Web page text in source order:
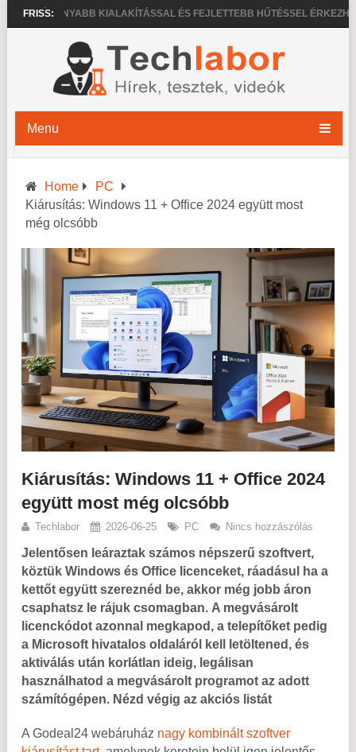
FRISS:
VÉKONYABB KIALAKÍTÁSSAL ÉS FEJLETTEBB HŰTÉSSEL
Menu
Home
PC
Kiárusítás: Windows 11 + Office 2024 együtt most
még olcsóbb
Kiárusítás: Windows 11 + Office 2024
együtt most még olcsóbb
Techlabor 2026-06-25 PC Nincs hozzászólás
Jelentősen leáraztak számos népszerű szoftvert,
köztük Windows és Office licenceket, ráadásul ha a
kettőt együtt szereznéd be, akkor még jobb áron
csaphatsz le rájuk csomagban. A megvásárolt
licenckódot azonnal megkapod, a telepítőket pedig
a Microsoft hivatalos oldaláról kell letöltened, és
aktiválás után korlátlan ideig, legálisan
használhatod a megvásárolt programot az adott
számítógépen. Nézd végig az akciós listát
A Godeal24 webáruház nagy kombinált szoftver